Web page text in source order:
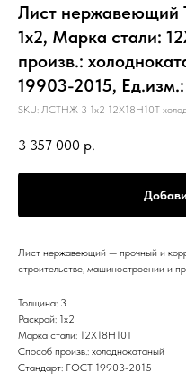
Лист нержавеющий
1х2, Марка стали:
произв.:
19903-2015,
SKU: ЛСТНЖ 3 1х2 12Х18Н10Т
3 357 000 р.
Лист нержавеющий — прочный и
строительстве, машиностроении и
Толщина: 3
Раскрой: 1х2
Марка стали: 12Х18Н10Т
Способ произв.: холоднокатаный
Стандарт: ГОСТ 19903-2015